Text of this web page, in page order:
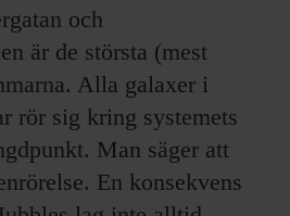
och
är de största (mest
Alla galaxer i
rör sig kring systemets
Man säger att
En konsekvens